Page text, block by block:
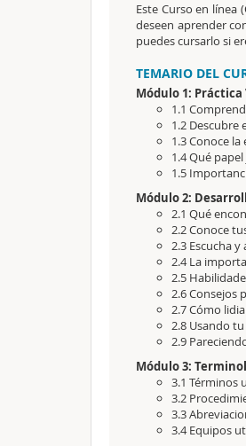
Este Curso en línea
deseen aprender
puedes cursarlo si
TEMARIO DEL
Módulo 1:
1.1
1.2
1.3 Conoce
1.4 Qué
1.5
Módulo 2:
2.1 Qué
2.2 Conoce
2.3 Escucha
2.4 La
2.5
2.6 Consejos
2.7 Cómo
2.8 Usando
2.9
Módulo 3:
3.1 Términos
3.2
3.3
3.4 Equipos